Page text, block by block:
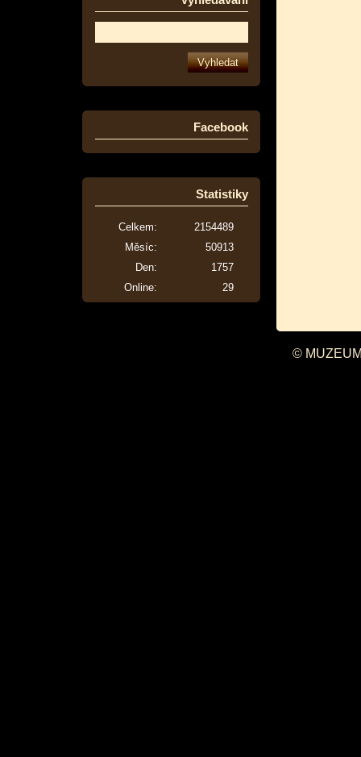
Facebook
Statistiky
Online: 29
Celkem:
2154489
Měsíc:
50913
Den:
1757
©